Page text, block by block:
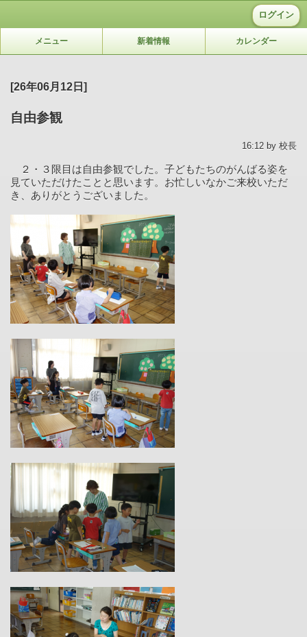
ログイン
メニュー 新着情報 カレンダー
[26年06月12日]
自由参観
16:12 by 校長
２・３限目は自由参観でした。子どもたちのがんばる姿を
見ていただけたことと思います。お忙しいなかご来校いただ
き、ありがとうございました。